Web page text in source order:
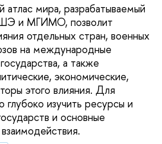
атлас мира, разрабатываемый
и МГИМО, позволит
отдельных стран, военных
на международные
а также
экономические,
этого влияния. Для
глубоко изучить ресурсы и
и основные